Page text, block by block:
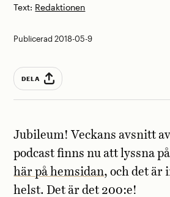
Text: Redaktionen
Publicerad 2018-05-9
DELA
Jubileum! Veckans avsnitt
podcast finns nu att lyssna
här på hemsidan, och det är
helst. Det är det 200:e!